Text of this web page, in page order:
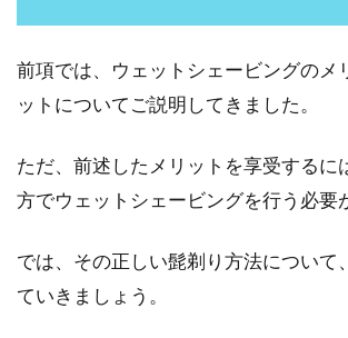
前項では、ウェットシェービングのメ
ットについてご説明してきました。
ただ、前述したメリットを享受するに
方でウェットシェービングを行う必要
では、その正しい髭剃り方法について
ていきましょう。